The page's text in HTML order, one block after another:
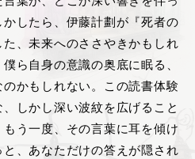
したら、伊藤計劃が『死者の
、未来へのささやきかもしれ
ら自身の意識の奥底に眠る、
かもしれない。この読書体験
しかし深い波紋を広げること
う一度、その言葉に耳を傾け
、あなただけの答えが隠され